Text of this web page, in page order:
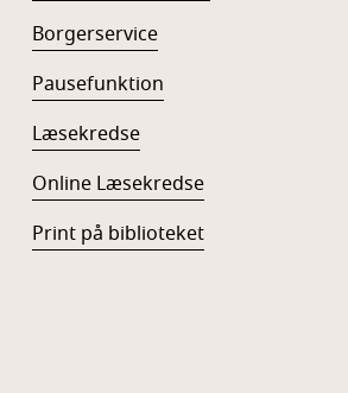
Borgerservice
Pausefunktion
Læsekredse
Online Læsekredse
Print på biblioteket